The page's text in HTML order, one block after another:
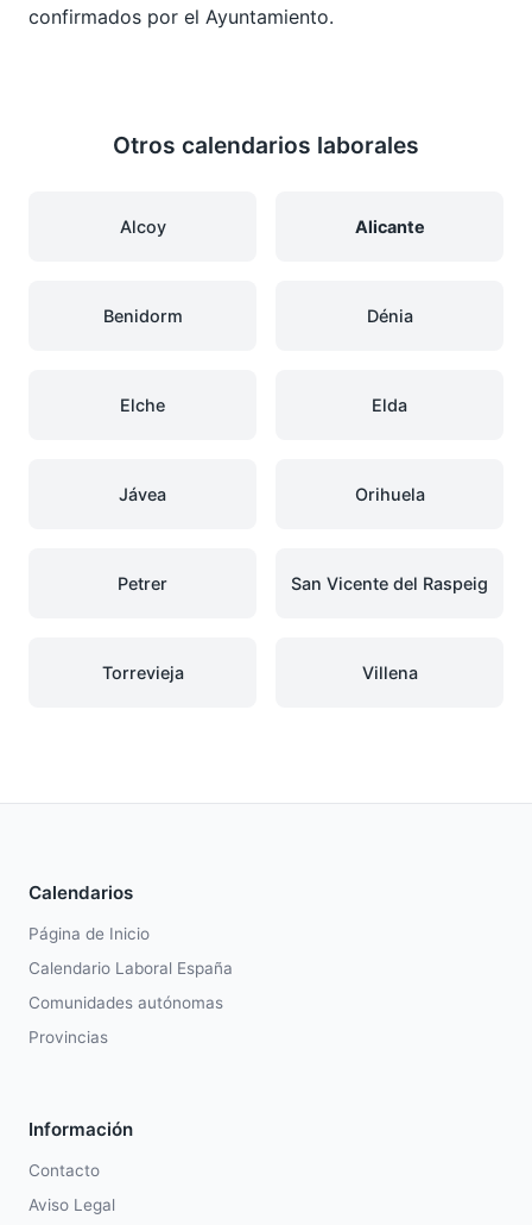
confirmados por el Ayuntamiento.
Otros calendarios laborales
Alcoy Alicante
Benidorm Dénia
Elche Elda
Jávea Orihuela
Petrer San Vicente del Raspeig
Torrevieja Villena
Calendarios
Página de Inicio
Calendario Laboral España
Comunidades autónomas
Provincias
Información
Contacto
Aviso Legal